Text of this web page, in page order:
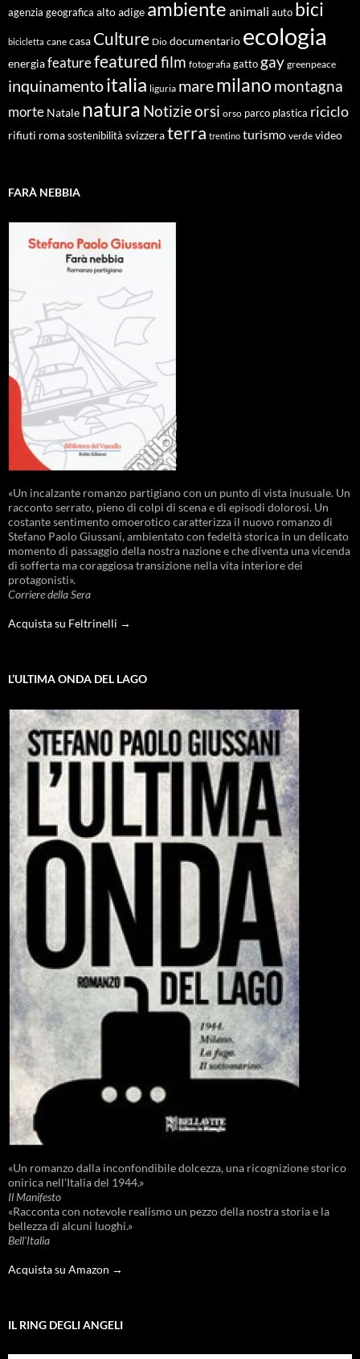
agenzia geografica alto adige ambiente animali auto bici
bicicletta cane casa Culture Dio documentario ecologia
energiafeaturefeaturedfilm fotografia gatto gay greenpeace
inquinamentoitalia liguria maremilano montagna
morte Natale natura Notizieorsi orso parco plastica riciclo
rifiuti roma sostenibilità svizzeraterra trentino turismo verde video
FARÀ NEBBIA
«Un incalzante romanzo partigiano con un punto di vista inusuale. Un
racconto serrato, pieno di colpi di scena e di episodi dolorosi. Un
costante sentimento omoerotico caratterizza il nuovo romanzo di
Stefano Paolo Giussani, ambientato con fedeltà storica in un delicato
momento di passaggio della nostra nazione e che diventa una vicenda
di sofferta ma coraggiosa transizione nella vita interiore dei
protagonisti».
Corriere della Sera
Acquista su Feltrinelli →
L’ULTIMA ONDA DEL LAGO
«Un romanzo dalla inconfondibile dolcezza, una ricognizione storico
onirica nell'Italia del 1944.»
Il Manifesto
«Racconta con notevole realismo un pezzo della nostra storia e la
bellezza di alcuni luoghi.»
Bell'Italia
Acquista su Amazon →
IL RING DEGLI ANGELI